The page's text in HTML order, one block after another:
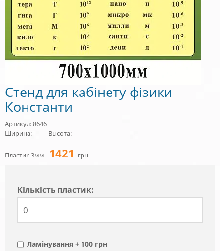
Стенд для кабінету фізики
Константи
Артикул: 8646
Ширина:
Высота:
Пластик 3мм - 1421 грн.
Кiлькiсть пластик:
Ламінування + 100 грн